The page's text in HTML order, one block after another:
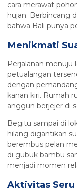
cara merawat
hujan. Berbincang
bahwa Bali punya
Menikmati
Perjalanan menuju
petualangan
dengan
kanan kiri. Rumah
anggun berjejer di
Begitu sampai di
hilang digantikan
berembus pelan
di gubuk bambu
menjadi momen
Aktivitas